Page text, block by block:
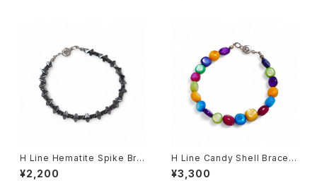
H Line Hematite Spike Bra
celet
¥2,200
H Line Candy Shell Bracel
et
¥3,300